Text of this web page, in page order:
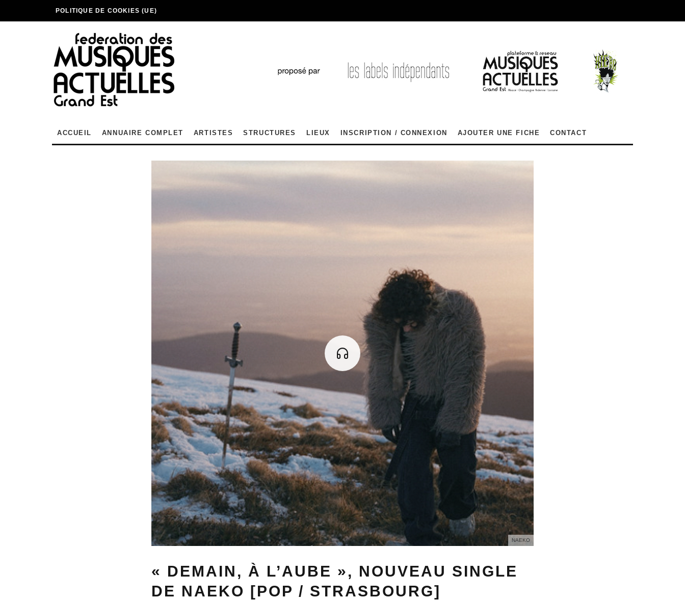
POLITIQUE DE COOKIES (UE)
ACCUEIL ANNUAIRE COMPLET ARTISTES STRUCTURES LIEUX INSCRIPTION / CONNEXION AJOUTER UNE FICHE CONTACT
NAEKO
« DEMAIN, À L’AUBE », NOUVEAU SINGLE
DE NAEKO [POP / STRASBOURG]